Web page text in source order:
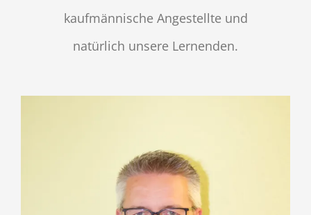
kaufmännische Angestellte und
natürlich unsere Lernenden.